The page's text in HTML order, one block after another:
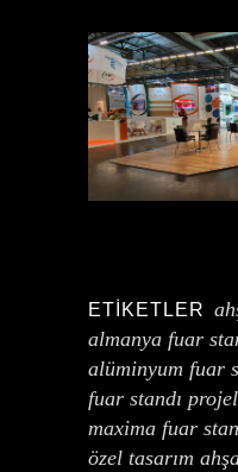
ETIKETLER
almanya fuar
alüminyum fuar
fuar standı
maxima fuar
özel tasarım